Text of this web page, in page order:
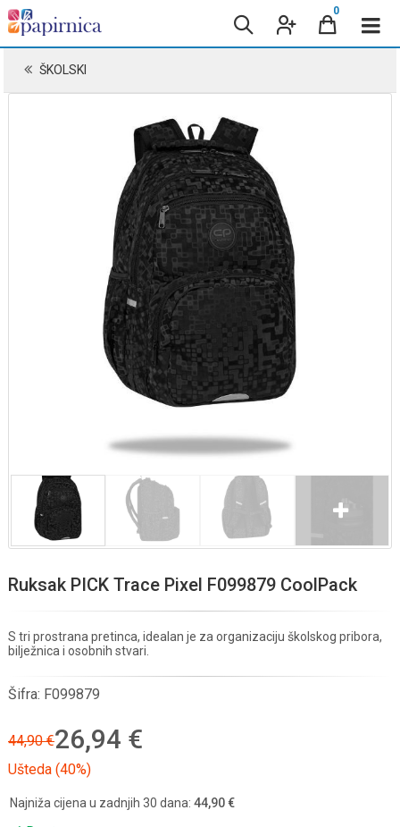
0
ŠKOLSKI
Ruksak PICK Trace Pixel F099879 CoolPack
S tri prostrana pretinca, idealan je za organizaciju školskog pribora,
bilježnica i osobnih stvari.
Šifra: F099879
44,90 €26,94 €
Ušteda (40%)
Najniža cijena u zadnjih 30 dana: 44,90 €